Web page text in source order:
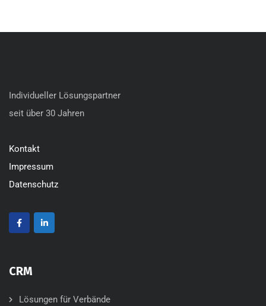
Individueller Lösungspartner
seit über 30 Jahren
Kontakt
Impressum
Datenschutz
CRM
Lösungen für Verbände